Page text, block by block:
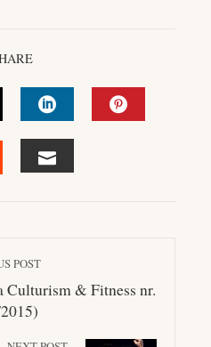
LINKEDIN
POST
Culturism & Fitness nr.